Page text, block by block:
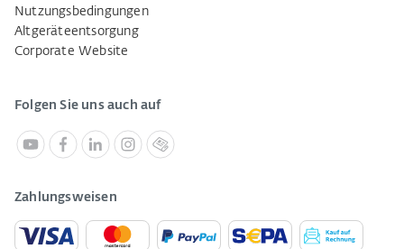
Nutzungsbedingungen
Altgeräteentsorgung
Corporate Website
Folgen Sie uns auch auf
Zahlungsweisen